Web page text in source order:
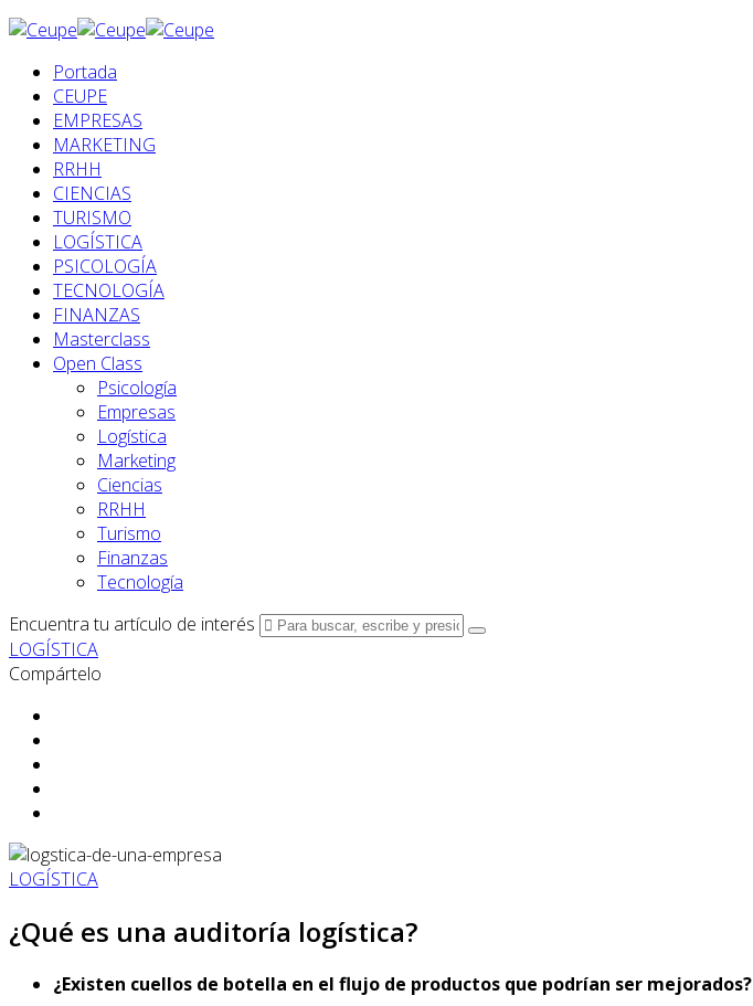
Portada
CEUPE
EMPRESAS
MARKETING
RRHH
CIENCIAS
TURISMO
LOGÍSTICA
PSICOLOGÍA
TECNOLOGÍA
FINANZAS
Masterclass
Open Class
Psicología
Empresas
Logística
Marketing
Ciencias
RRHH
Turismo
Finanzas
Tecnología
Encuentra tu artículo de interés
LOGÍSTICA
Compártelo
LOGÍSTICA
¿Qué es una auditoría logística?
¿Existen cuellos de botella en el flujo de productos que podrían ser mejorados?